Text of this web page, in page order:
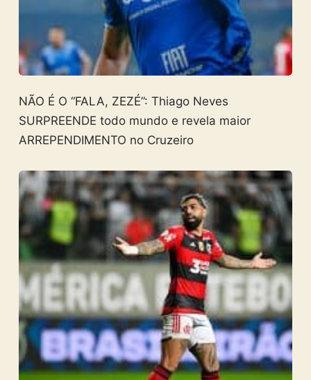
NÃO É O “FALA, ZEZÉ”: Thiago Neves
SURPREENDE todo mundo e revela maior
ARREPENDIMENTO no Cruzeiro